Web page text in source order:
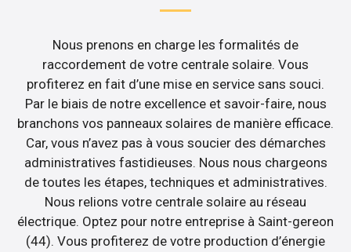
Nous prenons en charge les formalités de
raccordement de votre centrale solaire. Vous
profiterez en fait d’une mise en service sans souci.
Par le biais de notre excellence et savoir-faire, nous
branchons vos panneaux solaires de manière efficace.
Car, vous n’avez pas à vous soucier des démarches
administratives fastidieuses. Nous nous chargeons
de toutes les étapes, techniques et administratives.
Nous relions votre centrale solaire au réseau
électrique. Optez pour notre entreprise à Saint-gereon
(44). Vous profiterez de votre production d’énergie